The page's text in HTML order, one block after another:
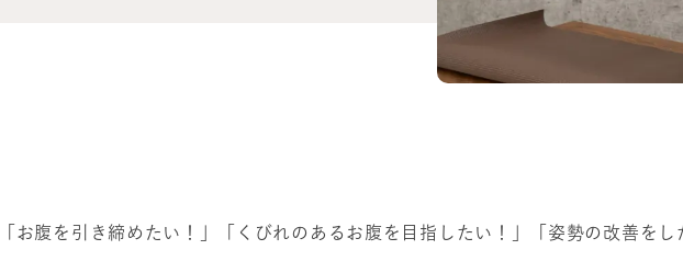
「お腹を引き締めたい！」「くびれのあるお腹を目指したい！」「姿勢の改善をし